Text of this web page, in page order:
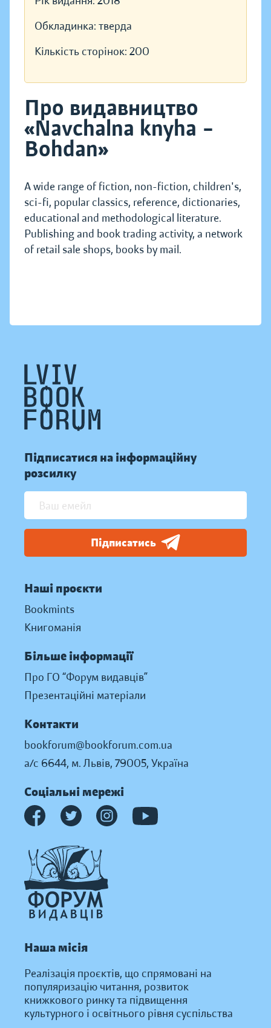
Обкладинка: тверда
Кількість сторінок: 200
Про видавництво
«Navchalna knyha –
Bohdan»
A wide range of fiction, non-fiction, children's,
sci-fi, popular classics, reference, dictionaries,
educational and methodological literature.
Publishing and book trading activity, a network
of retail sale shops, books by mail.
Підписатися на інформаційну
розсилку
Підписатись
Наші проєкти
Bookmints
Книгоманія
Більше інформації
Про ГО “Форум видавців”
Презентаційні матеріали
Контакти
bookforum@bookforum.com.ua
а/с 6644, м. Львів, 79005, Україна
Соціальні мережі
Наша місія
Реалізація проєктів, що спрямовані на
популяризацію читання, розвиток
книжкового ринку та підвищення
культурного і освітнього рівня суспільства